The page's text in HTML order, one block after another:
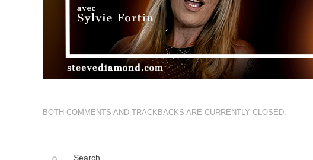
BOTH COMMENTS AND TRACKBACKS ARE CURRENTLY CLOSED.